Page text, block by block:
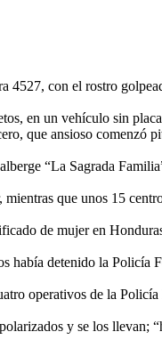
con el rostro
en un vehículo sin
que ansioso
“La Sagrada
que unos 15
de mujer en
había detenido la
operativos de la
y se los llevan;